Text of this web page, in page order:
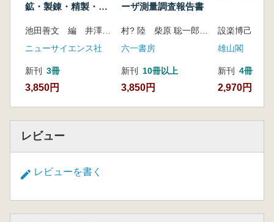
鉱・製錬・精製・鋳
ニューサイエンス社
新刊 3冊
3,850円
ーザ測量調査報告書
六一書房
新刊 10冊以上
3,850円
設楽博己 編集
雄山閣
新刊 4冊
2,970円
レビュー
レビューを書く